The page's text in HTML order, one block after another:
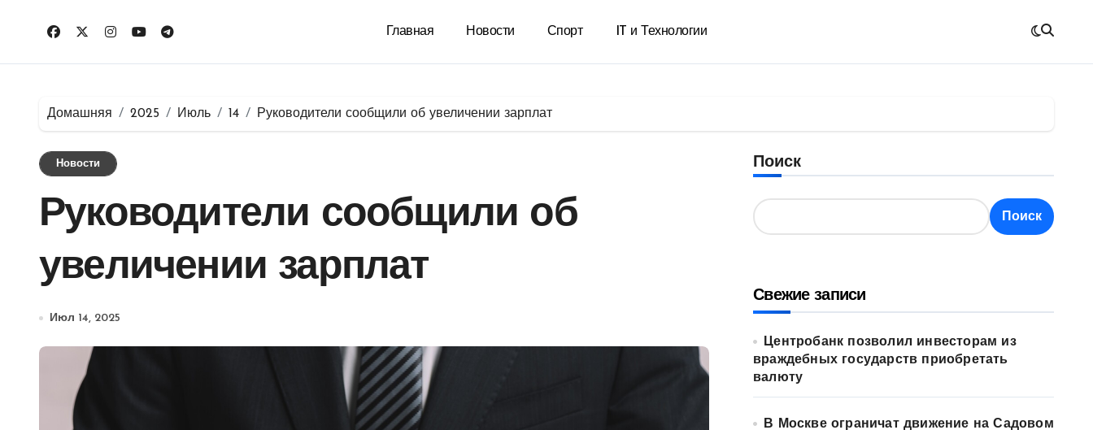
Главная Новости Спорт IT и Технологии
Домашняя 2025 Июль 14 Руководители сообщили об увеличении зарплат
Новости
Руководители сообщили об
увеличении зарплат
Июл 14, 2025
Поиск
Поиск
Свежие записи
Центробанк позволил инвесторам из
враждебных государств приобретать
валюту
В Москве ограничат движение на Садовом